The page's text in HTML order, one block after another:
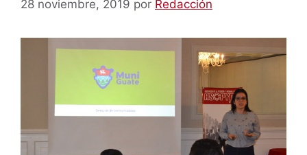
28 noviembre, 2019 por Redacción